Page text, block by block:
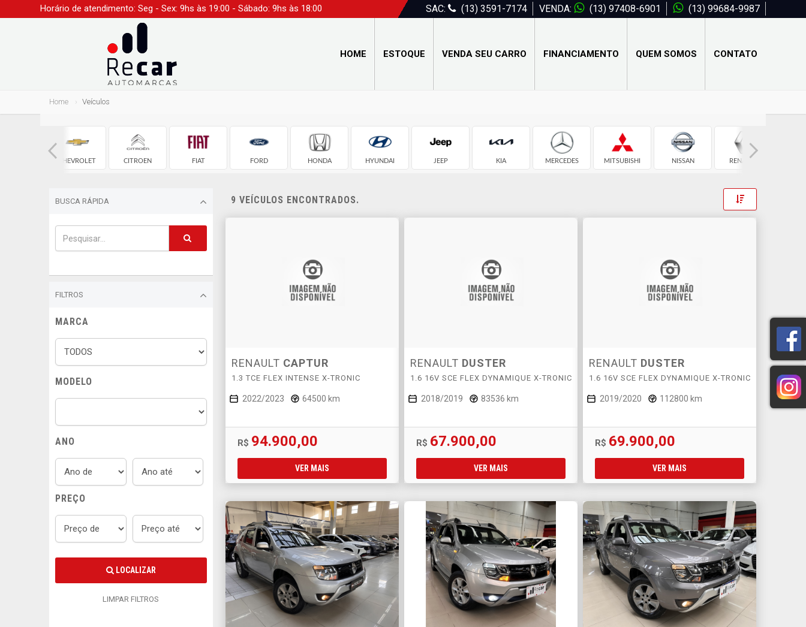
Horário de atendimento: Seg - Sex: 9hs às 19:00 - Sábado: 9hs às 18:00 SAC: (13) 3591-7174 VENDA: (13) 97408-6901 (13) 99684-9987
HOME ESTOQUE VENDA SEU CARRO FINANCIAMENTO QUEM SOMOS CONTATO
Home Veículos
CHEVROLET CITROEN FIAT FORD HONDA HYUNDAI JEEP KIA MERCEDES MITSUBISHI NISSAN RENAULT
BUSCA RÁPIDA
FILTROS
MARCA
MODELO
ANO
PREÇO
LOCALIZAR
LIMPAR FILTROS
9 VEÍCULOS ENCONTRADOS. Toggle
RENAULT CAPTUR
1.3 TCE FLEX INTENSE X-TRONIC
2022/2023 64500 km
R$ 94.900,00
VER MAIS
RENAULT DUSTER
1.6 16V SCE FLEX DYNAMIQUE X-TRONIC
2018/2019 83536 km
R$ 67.900,00
VER MAIS
RENAULT DUSTER
1.6 16V SCE FLEX DYNAMIQUE X-TRONIC
2019/2020 112800 km
R$ 69.900,00
VER MAIS